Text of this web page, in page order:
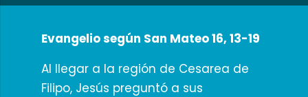
Evangelio según San Mateo 16, 13-19
Al llegar a la región de Cesarea de
Filipo, Jesús preguntó a sus